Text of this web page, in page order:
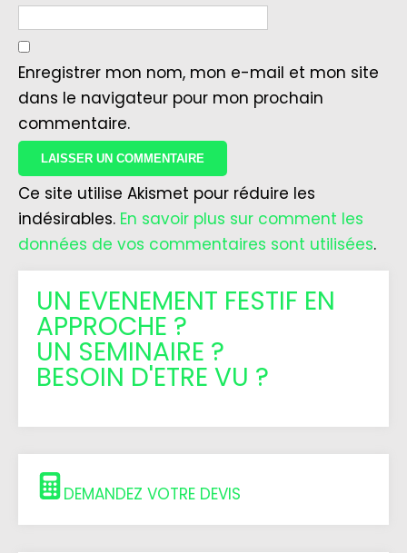
Enregistrer mon nom, mon e-mail et mon site
dans le navigateur pour mon prochain
commentaire.
Ce site utilise Akismet pour réduire les
indésirables. En savoir plus sur comment les
données de vos commentaires sont utilisées.
UN EVENEMENT FESTIF EN
APPROCHE ?
UN SEMINAIRE ?
BESOIN D'ETRE VU ?
DEMANDEZ VOTRE DEVIS